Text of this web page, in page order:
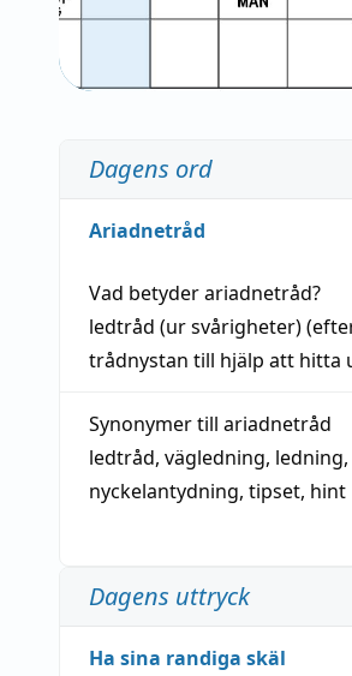
Dagens ord
Ariadnetråd
Vad betyderariadnetråd?
ledtråd (ur svårigheter)
trådnystan till hjälp att hitta
Synonymer till ariadnetråd
ledtråd, vägledning, ledning,
nyckelantydning, tipset, hint
Dagens uttryck
Ha sina randiga skäl